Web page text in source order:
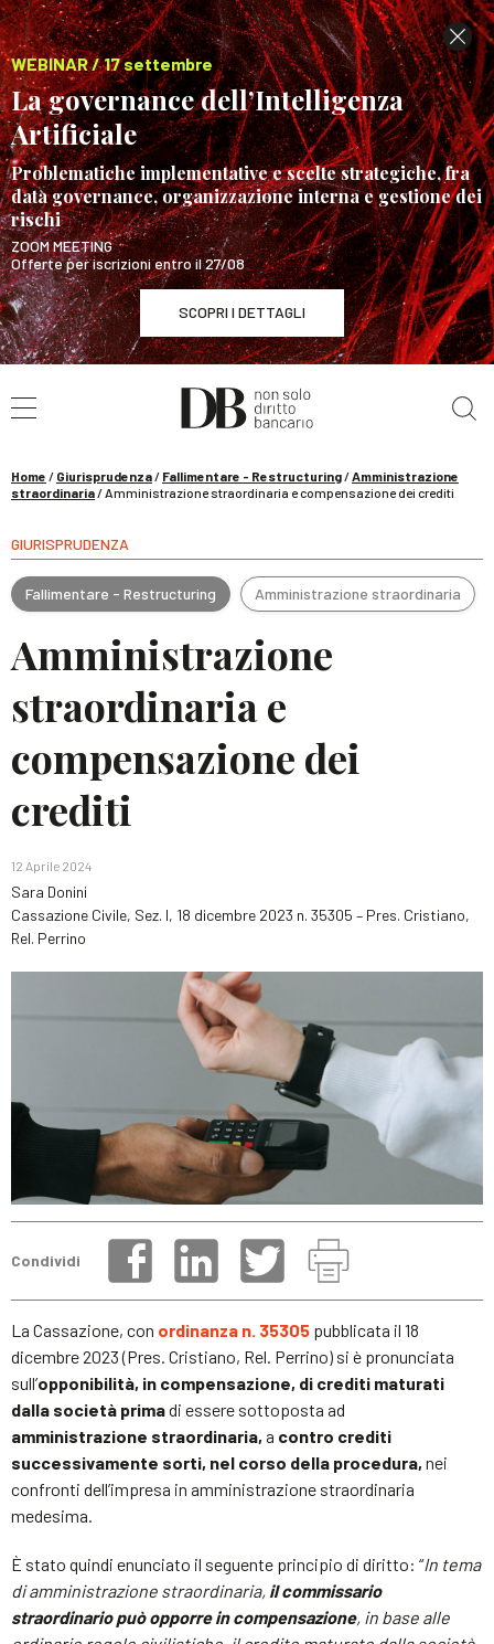
WEBINAR / 17 settembre
La governance dell’Intelligenza
Artificiale
Problematiche implementative e scelte strategiche, fra
data governance, organizzazione interna e gestione dei
rischi
ZOOM MEETING
Offerte per iscrizioni entro il 27/08
SCOPRI I DETTAGLI
WEBINAR / 17 settembre
La governance dell’Intelligenza Artificiale
Home / Giurisprudenza/ Fallimentare - Restructuring/Amministrazione
straordinaria/Amministrazione straordinaria e compensazione dei crediti
GIURISPRUDENZA
Fallimentare - Restructuring Amministrazione straordinaria
Amministrazione
straordinaria e
compensazione dei
crediti
12 Aprile 2024
Sara Donini
Cassazione Civile, Sez. I, 18 dicembre 2023 n. 35305 – Pres. Cristiano,
Rel. Perrino
Condividi
La Cassazione, con ordinanza n. 35305 pubblicata il 18
dicembre 2023 (Pres. Cristiano, Rel. Perrino) si è pronunciata
sull’opponibilità, in compensazione, di crediti maturati
dalla società primadi essere sottoposta ad
amministrazione straordinaria, a contro crediti
successivamente sorti, nel corso della procedura, nei
confronti dell’impresa in amministrazione straordinaria
medesima.
È stato quindi enunciato il seguente principio di diritto: “In tema
di amministrazione straordinaria, il commissario
straordinario può opporre in compensazione, in base alle